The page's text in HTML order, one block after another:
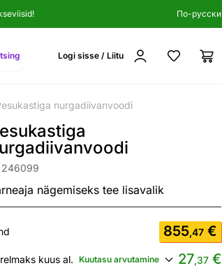
По-русски
Logi sisse / Liitu
nurgadiivanvoodi
246099
nägemiseks tee lisavalik
855,47€
kuus al. Kuutasu arvutamine 27,37€